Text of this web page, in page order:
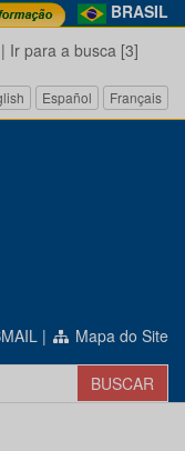
BRASIL
| Ir para a busca [3]
Español Français
| Mapa do Site